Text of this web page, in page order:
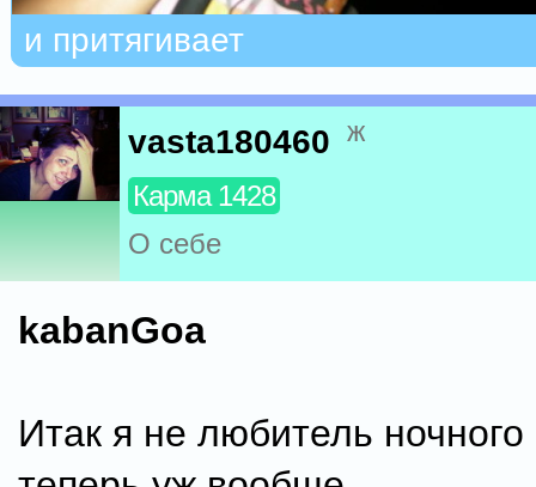
и притягивает
vasta180460 ж
Карма 1428
О себе
kabanGoa
Итак я не любитель ночного